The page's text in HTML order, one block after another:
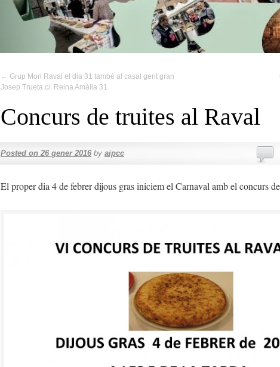
← Grup Mon Raval el dia 31 també al casal gent gran
Josep Trueta c/. Reina Amàlia 31
Concurs de truites al Raval
Posted on 26 gener 2016 by aipcc
El proper dia 4 de febrer dijous gras iniciem el Carnaval amb el concurs